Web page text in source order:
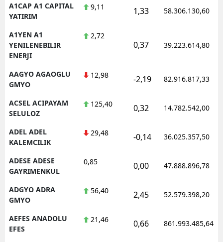
A1CAP A1 CAPITAL
YATIRIM
9,11 1,33 58.306.130,60
A1YEN A1
YENILENEBILIR
ENERJI
2,72
0,37 39.223.614,80
AAGYO AGAOGLU
GMYO
12,98 -2,19 82.916.817,33
ACSEL ACIPAYAM
SELULOZ
125,40 0,32 14.782.542,00
ADEL ADEL
KALEMCILIK
29,48 -0,14 36.025.357,50
ADESE ADESE
GAYRIMENKUL
0,85 0,00 47.888.896,78
ADGYO ADRA
GMYO
56,40 2,45 52.579.398,20
AEFES ANADOLU
EFES
21,46 0,66 861.993.485,64